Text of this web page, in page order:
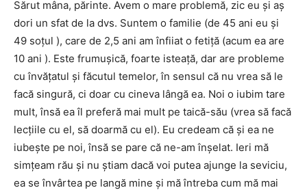
Sărut mâna, părinte. Avem o mare problemă, zic eu și aș
dori un sfat de la dvs. Suntem o familie (de 45 ani eu şi
49 soțul ), care de 2,5 ani am înfiiat o fetiță (acum ea are
10 ani ). Este frumușică, foarte isteață, dar are probleme
cu învățatul și făcutul temelor, în sensul că nu vrea să le
facă singură, ci doar cu cineva lângă ea. Noi o iubim tare
mult, însă ea îl preferă mai mult pe taică-său (vrea să facă
lecțiile cu el, să doarmă cu el). Eu credeam că și ea ne
iubește pe noi, însă se pare că ne-am înșelat. Ieri mă
simțeam rău și nu știam dacă voi putea ajunge la seviciu,
ea se învârtea pe langă mine și mă întreba cum mă mai